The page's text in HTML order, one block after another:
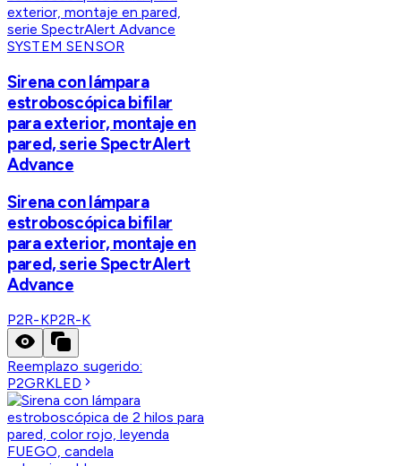
SYSTEM SENSOR
Sirena con lámpara
estroboscópica bifilar
para exterior, montaje en
pared, serie SpectrAlert
Advance
Sirena con lámpara
estroboscópica bifilar
para exterior, montaje en
pared, serie SpectrAlert
Advance
P2R-KP2R-K
Reemplazo sugerido:
P2GRKLED